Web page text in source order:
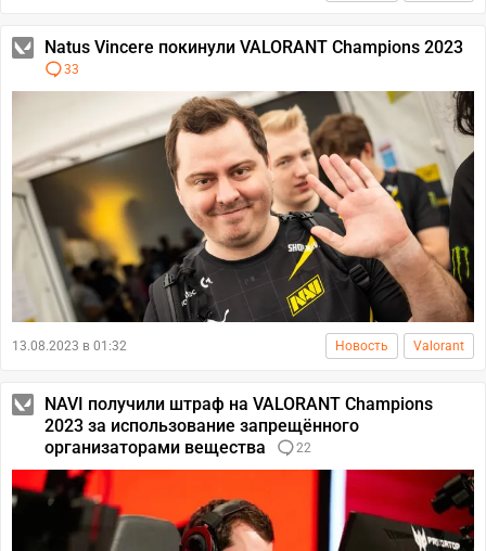
Natus Vincere покинули VALORANT Champions 2023
33
13.08.2023 в 01:32 Новость Valorant
NAVI получили штраф на VALORANT Champions
2023 за использование запрещённого
организаторами вещества
22